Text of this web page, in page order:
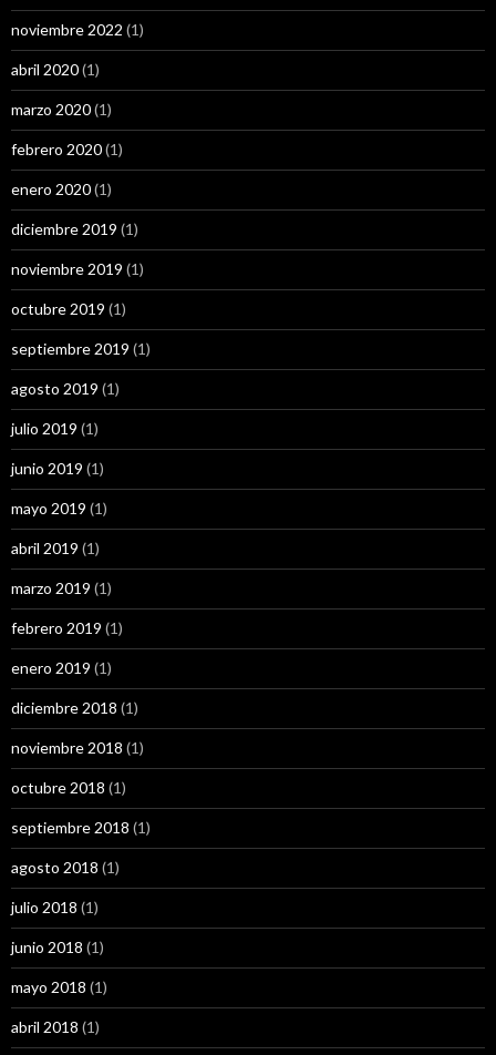
noviembre 2022 (1)
abril 2020(1)
marzo 2020(1)
febrero 2020(1)
enero 2020(1)
diciembre 2019 (1)
noviembre 2019 (1)
octubre 2019 (1)
septiembre 2019 (1)
agosto 2019 (1)
julio 2019 (1)
junio 2019 (1)
mayo 2019 (1)
abril 2019 (1)
marzo 2019 (1)
febrero 2019 (1)
enero 2019 (1)
diciembre 2018 (1)
noviembre 2018 (1)
octubre 2018 (1)
septiembre 2018 (1)
agosto 2018 (1)
julio 2018 (1)
junio 2018 (1)
mayo 2018 (1)
abril 2018 (1)